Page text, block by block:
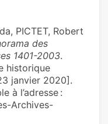
PICTET, Robert
des
1401-2003.
historique
janvier 2020].
à l’adresse :
Archives-